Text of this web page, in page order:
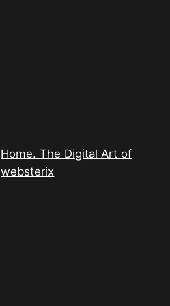
Home. The Digital Art of
websterix